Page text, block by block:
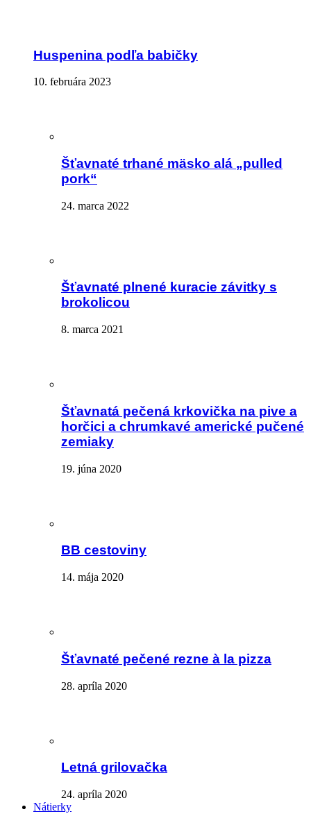
Huspenina podľa babičky
10. februára 2023
Šťavnaté trhané mäsko alá „pulled
pork“
24. marca 2022
Šťavnaté plnené kuracie závitky s
brokolicou
8. marca 2021
Šťavnatá pečená krkovička na pive a
horčici a chrumkavé americké pučené
zemiaky
19. júna 2020
BB cestoviny
14. mája 2020
Šťavnaté pečené rezne à la pizza
28. apríla 2020
Letná grilovačka
24. apríla 2020
Nátierky